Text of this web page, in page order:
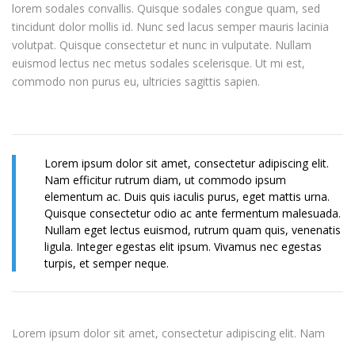
lorem sodales convallis. Quisque sodales congue quam, sed
tincidunt dolor mollis id. Nunc sed lacus semper mauris lacinia
volutpat. Quisque consectetur et nunc in vulputate. Nullam
euismod lectus nec metus sodales scelerisque. Ut mi est,
commodo non purus eu, ultricies sagittis sapien.
Lorem ipsum dolor sit amet, consectetur adipiscing elit.
Nam efficitur rutrum diam, ut commodo ipsum
elementum ac. Duis quis iaculis purus, eget mattis urna.
Quisque consectetur odio ac ante fermentum malesuada.
Nullam eget lectus euismod, rutrum quam quis, venenatis
ligula. Integer egestas elit ipsum. Vivamus nec egestas
turpis, et semper neque.
Lorem ipsum dolor sit amet, consectetur adipiscing elit. Nam